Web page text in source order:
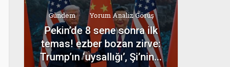
Gündem Yorum Analiz Görüş
Pekin’de 8 sene sonra ilk
temas! ezber bozan zirve:
Trump’ın ‘uysallığı’, Şi’nin...